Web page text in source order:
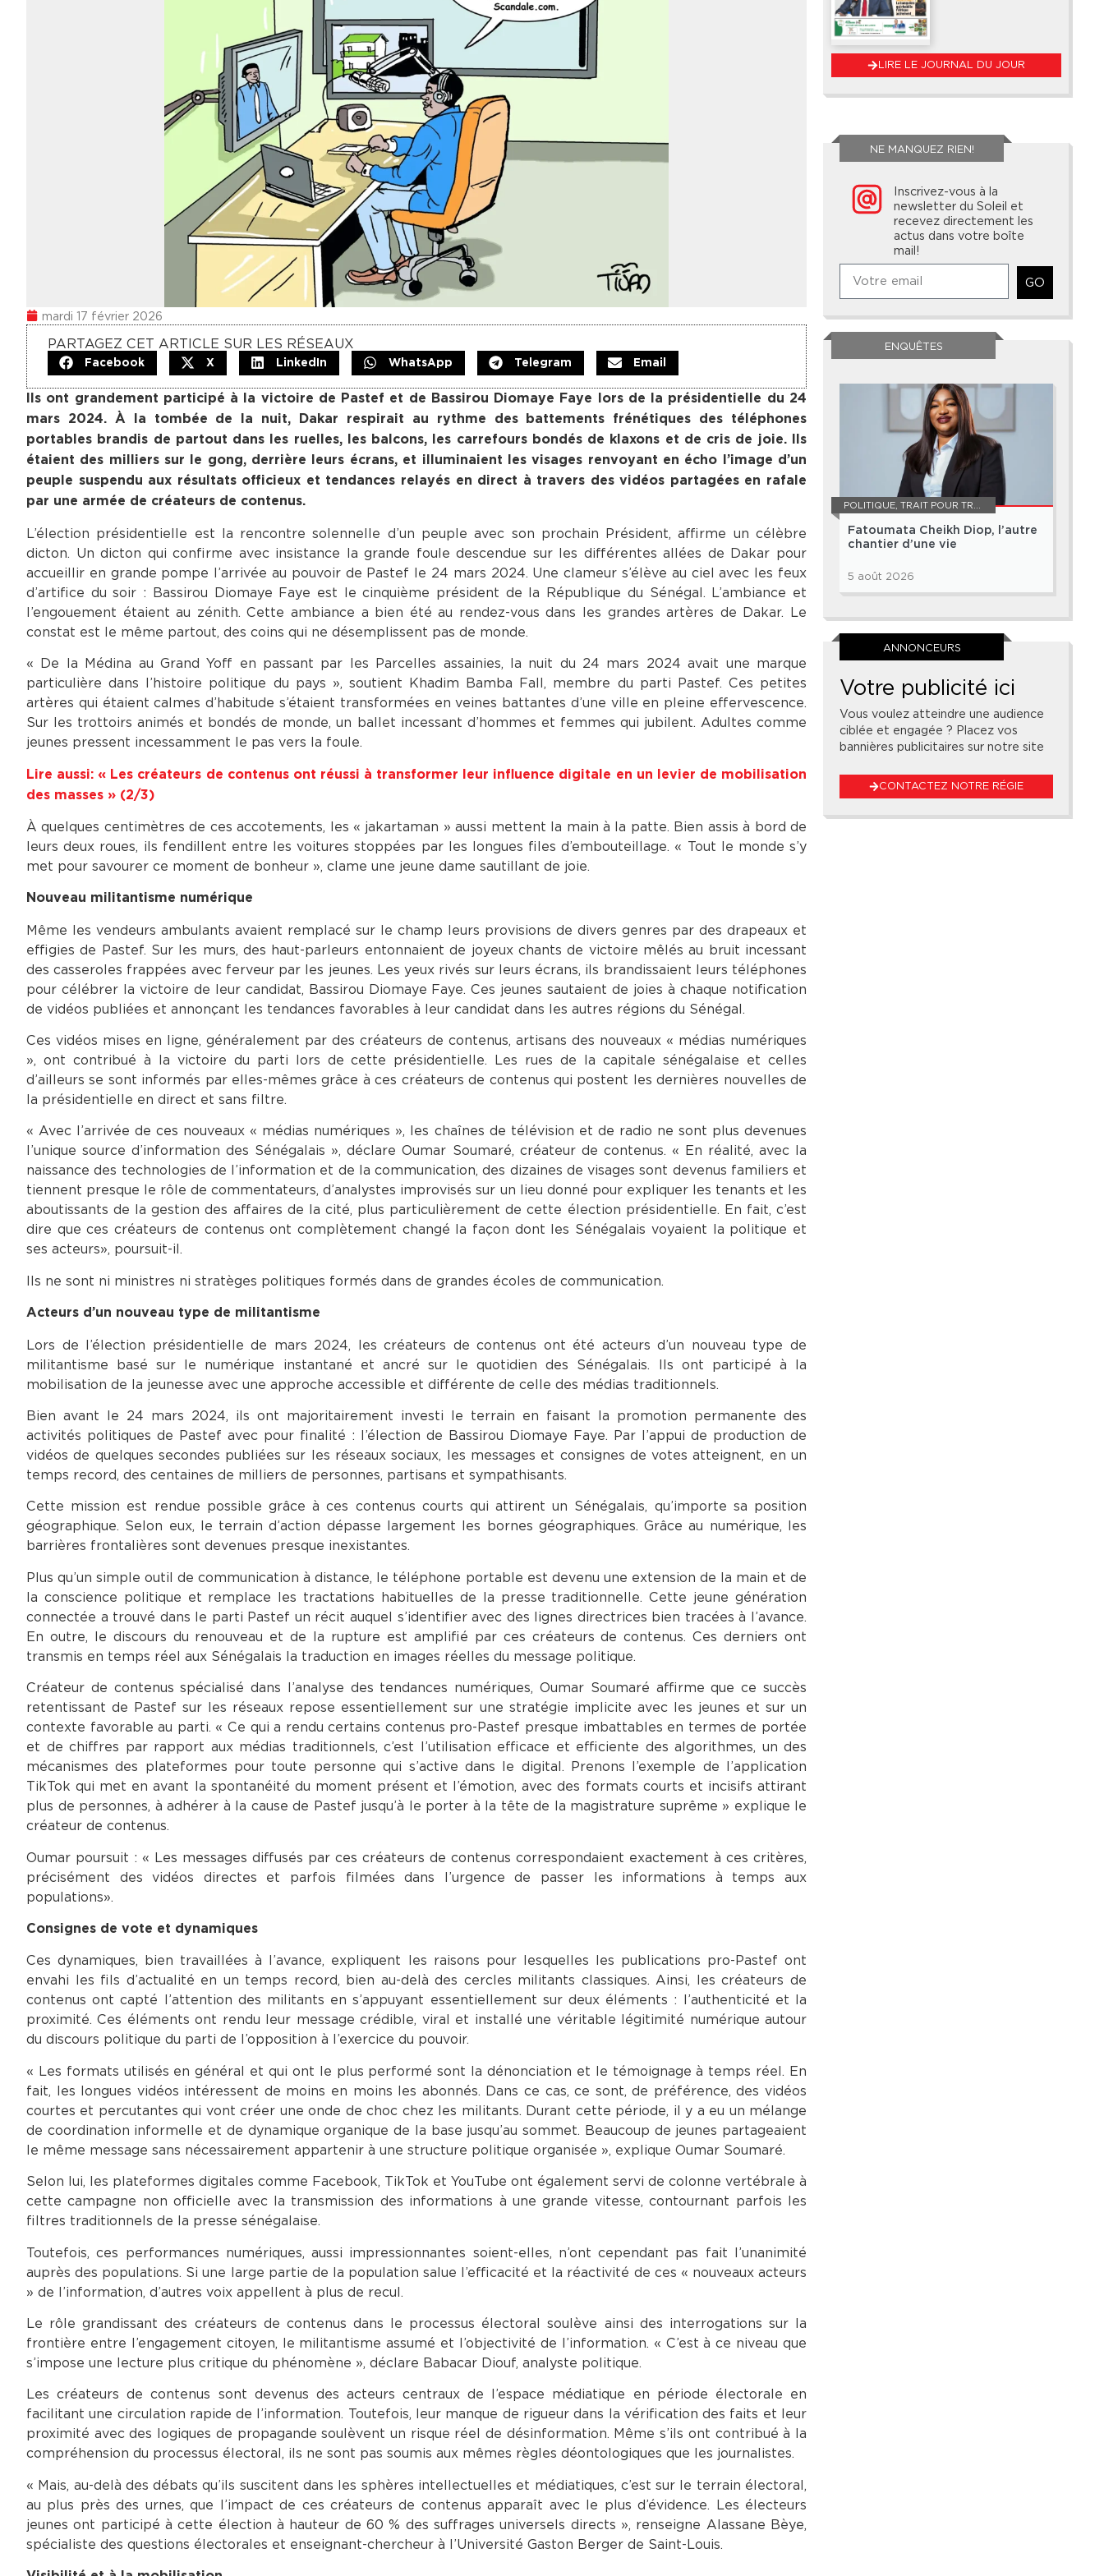
mardi 17 février 2026
PARTAGEZ CET ARTICLE SUR LES RÉSEAUX
Facebook X LinkedIn WhatsApp Telegram Email
Ils ont grandement participé à la victoire de Pastef et de Bassirou Diomaye Faye lors de la présidentielle du 24
mars 2024. À la tombée de la nuit, Dakar respirait au rythme des battements frénétiques des téléphones
portables brandis de partout dans les ruelles, les balcons, les carrefours bondés de klaxons et de cris de joie. Ils
étaient des milliers sur le gong, derrière leurs écrans, et illuminaient les visages renvoyant en écho l’image d’un
peuple suspendu aux résultats officieux et tendances relayés en direct à travers des vidéos partagées en rafale
par une armée de créateurs de contenus.
L’élection présidentielle est la rencontre solennelle d’un peuple avec son prochain Président, affirme un célèbre
dicton. Un dicton qui confirme avec insistance la grande foule descendue sur les différentes allées de Dakar pour
accueillir en grande pompe l’arrivée au pouvoir de Pastef le 24 mars 2024. Une clameur s’élève au ciel avec les feux
d’artifice du soir : Bassirou Diomaye Faye est le cinquième président de la République du Sénégal. L’ambiance et
l’engouement étaient au zénith. Cette ambiance a bien été au rendez-vous dans les grandes artères de Dakar. Le
constat est le même partout, des coins qui ne désemplissent pas de monde.
« De la Médina au Grand Yoff en passant par les Parcelles assainies, la nuit du 24 mars 2024 avait une marque
particulière dans l’histoire politique du pays », soutient Khadim Bamba Fall, membre du parti Pastef. Ces petites
artères qui étaient calmes d’habitude s’étaient transformées en veines battantes d’une ville en pleine effervescence.
Sur les trottoirs animés et bondés de monde, un ballet incessant d’hommes et femmes qui jubilent. Adultes comme
jeunes pressent incessamment le pas vers la foule.
Lire aussi: « Les créateurs de contenus ont réussi à transformer leur influence digitale en un levier de mobilisation
des masses » (2/3)
À quelques centimètres de ces accotements, les « jakartaman » aussi mettent la main à la patte. Bien assis à bord de
leurs deux roues, ils fendillent entre les voitures stoppées par les longues files d’embouteillage. « Tout le monde s’y
met pour savourer ce moment de bonheur », clame une jeune dame sautillant de joie.
Nouveau militantisme numérique
Même les vendeurs ambulants avaient remplacé sur le champ leurs provisions de divers genres par des drapeaux et
effigies de Pastef. Sur les murs, des haut-parleurs entonnaient de joyeux chants de victoire mêlés au bruit incessant
des casseroles frappées avec ferveur par les jeunes. Les yeux rivés sur leurs écrans, ils brandissaient leurs téléphones
pour célébrer la victoire de leur candidat, Bassirou Diomaye Faye. Ces jeunes sautaient de joies à chaque notification
de vidéos publiées et annonçant les tendances favorables à leur candidat dans les autres régions du Sénégal.
Ces vidéos mises en ligne, généralement par des créateurs de contenus, artisans des nouveaux « médias numériques
», ont contribué à la victoire du parti lors de cette présidentielle. Les rues de la capitale sénégalaise et celles
d’ailleurs se sont informés par elles-mêmes grâce à ces créateurs de contenus qui postent les dernières nouvelles de
la présidentielle en direct et sans filtre.
« Avec l’arrivée de ces nouveaux « médias numériques », les chaînes de télévision et de radio ne sont plus devenues
l’unique source d’information des Sénégalais », déclare Oumar Soumaré, créateur de contenus. « En réalité, avec la
naissance des technologies de l’information et de la communication, des dizaines de visages sont devenus familiers et
tiennent presque le rôle de commentateurs, d’analystes improvisés sur un lieu donné pour expliquer les tenants et les
aboutissants de la gestion des affaires de la cité, plus particulièrement de cette élection présidentielle. En fait, c’est
dire que ces créateurs de contenus ont complètement changé la façon dont les Sénégalais voyaient la politique et
ses acteurs», poursuit-il.
Ils ne sont ni ministres ni stratèges politiques formés dans de grandes écoles de communication.
Acteurs d’un nouveau type de militantisme
Lors de l’élection présidentielle de mars 2024, les créateurs de contenus ont été acteurs d’un nouveau type de
militantisme basé sur le numérique instantané et ancré sur le quotidien des Sénégalais. Ils ont participé à la
mobilisation de la jeunesse avec une approche accessible et différente de celle des médias traditionnels.
Bien avant le 24 mars 2024, ils ont majoritairement investi le terrain en faisant la promotion permanente des
activités politiques de Pastef avec pour finalité : l’élection de Bassirou Diomaye Faye. Par l’appui de production de
vidéos de quelques secondes publiées sur les réseaux sociaux, les messages et consignes de votes atteignent, en un
temps record, des centaines de milliers de personnes, partisans et sympathisants.
Cette mission est rendue possible grâce à ces contenus courts qui attirent un Sénégalais, qu’importe sa position
géographique. Selon eux, le terrain d’action dépasse largement les bornes géographiques. Grâce au numérique, les
barrières frontalières sont devenues presque inexistantes.
Plus qu’un simple outil de communication à distance, le téléphone portable est devenu une extension de la main et de
la conscience politique et remplace les tractations habituelles de la presse traditionnelle. Cette jeune génération
connectée a trouvé dans le parti Pastef un récit auquel s’identifier avec des lignes directrices bien tracées à l’avance.
En outre, le discours du renouveau et de la rupture est amplifié par ces créateurs de contenus. Ces derniers ont
transmis en temps réel aux Sénégalais la traduction en images réelles du message politique.
Créateur de contenus spécialisé dans l’analyse des tendances numériques, Oumar Soumaré affirme que ce succès
retentissant de Pastef sur les réseaux repose essentiellement sur une stratégie implicite avec les jeunes et sur un
contexte favorable au parti. « Ce qui a rendu certains contenus pro-Pastef presque imbattables en termes de portée
et de chiffres par rapport aux médias traditionnels, c’est l’utilisation efficace et efficiente des algorithmes, un des
mécanismes des plateformes pour toute personne qui s’active dans le digital. Prenons l’exemple de l’application
TikTok qui met en avant la spontanéité du moment présent et l’émotion, avec des formats courts et incisifs attirant
plus de personnes, à adhérer à la cause de Pastef jusqu’à le porter à la tête de la magistrature suprême » explique le
créateur de contenus.
Oumar poursuit : « Les messages diffusés par ces créateurs de contenus correspondaient exactement à ces critères,
précisément des vidéos directes et parfois filmées dans l’urgence de passer les informations à temps aux
populations».
Consignes de vote et dynamiques
Ces dynamiques, bien travaillées à l’avance, expliquent les raisons pour lesquelles les publications pro-Pastef ont
envahi les fils d’actualité en un temps record, bien au-delà des cercles militants classiques. Ainsi, les créateurs de
contenus ont capté l’attention des militants en s’appuyant essentiellement sur deux éléments : l’authenticité et la
proximité. Ces éléments ont rendu leur message crédible, viral et installé une véritable légitimité numérique autour
du discours politique du parti de l’opposition à l’exercice du pouvoir.
« Les formats utilisés en général et qui ont le plus performé sont la dénonciation et le témoignage à temps réel. En
fait, les longues vidéos intéressent de moins en moins les abonnés. Dans ce cas, ce sont, de préférence, des vidéos
courtes et percutantes qui vont créer une onde de choc chez les militants. Durant cette période, il y a eu un mélange
de coordination informelle et de dynamique organique de la base jusqu’au sommet. Beaucoup de jeunes partageaient
le même message sans nécessairement appartenir à une structure politique organisée », explique Oumar Soumaré.
Selon lui, les plateformes digitales comme Facebook, TikTok et YouTube ont également servi de colonne vertébrale à
cette campagne non officielle avec la transmission des informations à une grande vitesse, contournant parfois les
filtres traditionnels de la presse sénégalaise.
Toutefois, ces performances numériques, aussi impressionnantes soient-elles, n’ont cependant pas fait l’unanimité
auprès des populations. Si une large partie de la population salue l’efficacité et la réactivité de ces « nouveaux acteurs
» de l’information, d’autres voix appellent à plus de recul.
Le rôle grandissant des créateurs de contenus dans le processus électoral soulève ainsi des interrogations sur la
frontière entre l’engagement citoyen, le militantisme assumé et l’objectivité de l’information. « C’est à ce niveau que
s’impose une lecture plus critique du phénomène », déclare Babacar Diouf, analyste politique.
Les créateurs de contenus sont devenus des acteurs centraux de l’espace médiatique en période électorale en
facilitant une circulation rapide de l’information. Toutefois, leur manque de rigueur dans la vérification des faits et leur
proximité avec des logiques de propagande soulèvent un risque réel de désinformation. Même s’ils ont contribué à la
compréhension du processus électoral, ils ne sont pas soumis aux mêmes règles déontologiques que les journalistes.
« Mais, au-delà des débats qu’ils suscitent dans les sphères intellectuelles et médiatiques, c’est sur le terrain électoral,
au plus près des urnes, que l’impact de ces créateurs de contenus apparaît avec le plus d’évidence. Les électeurs
jeunes ont participé à cette élection à hauteur de 60 % des suffrages universels directs », renseigne Alassane Bèye,
spécialiste des questions électorales et enseignant-chercheur à l’Université Gaston Berger de Saint-Louis.
LIRE LE JOURNAL DU JOUR
NE MANQUEZ RIEN!
Inscrivez-vous à la
newsletter du Soleil et
recevez directement les
actus dans votre boîte
mail!
GO
ENQUÊTES
POLITIQUE, TRAIT POUR TRAIT
Fatoumata Cheikh Diop, l’autre
chantier d’une vie
5 août 2026
ANNONCEURS
Votre publicité ici
Vous voulez atteindre une audience
ciblée et engagée ? Placez vos
bannières publicitaires sur notre site
CONTACTEZ NOTRE RÉGIE